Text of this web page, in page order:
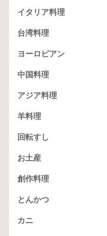
イタリア料理
台湾料理
ヨーロピアン
中国料理
アジア料理
羊料理
回転すし
お土産
創作料理
とんかつ
カニ